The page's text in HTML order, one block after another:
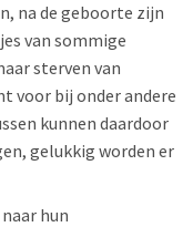
na de geboorte zijn
van sommige
sterven van
voor bij onder andere
kunnen daardoor
gelukkig worden er
hun